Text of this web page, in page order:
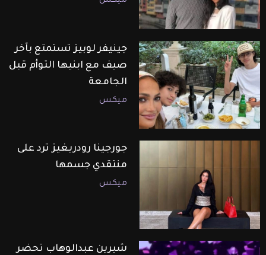
جينيفر لوبيز تستمتع بآخر
صيف مع ابنيها التوأم قبل
الجامعة
ميكس
جورجينا رودريغيز ترد على
منتقدي جسمها
ميكس
شيرين عبدالوهاب تحضر